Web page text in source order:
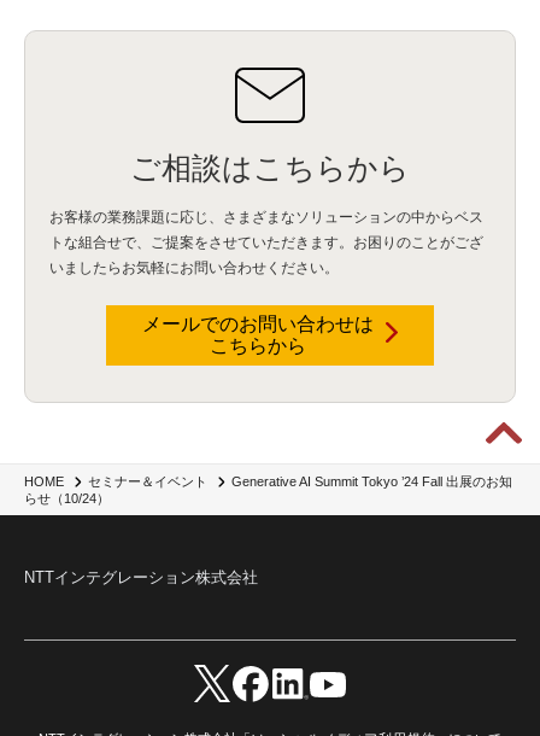
HOME セミナー＆イベント
Generative AI Summit Tokyo ’24 Fall 出展のお知
らせ（10/24）
ご相談はこちらから
お客様の業務課題に応じ、さまざまなソリューションの中からベス
トな組合せで、 ご提案をさせていただきます。お困りのことがござ
いましたらお気軽にお問い合わせください。
メールでのお問い合わせは
こちらから
NTTインテグレーション株式会社